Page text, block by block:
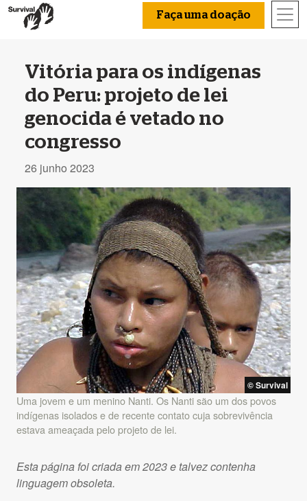
Faça uma doação
Vitória para os indígenas
do Peru: projeto de lei
genocida é vetado no
congresso
26 junho 2023
© Survival
Uma jovem e um menino Nanti. Os Nanti são um dos povos
indígenas isolados e de recente contato cuja sobrevivência
estava ameaçada pelo projeto de lei.
Esta página foi criada em 2023 e talvez contenha
linguagem obsoleta.